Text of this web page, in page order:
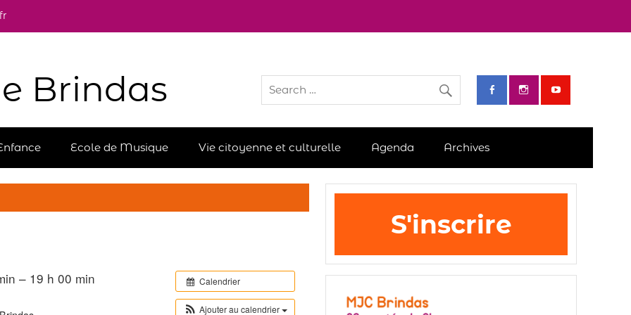
Brindas
Ecole de Musique Vie citoyenne et culturelle Agenda Archives
Calendrier
Ajouter au calendrier
– 19 h 00 min
S'inscrire